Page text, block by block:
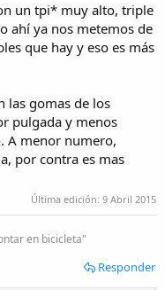
un tpi* muy alto, triple
ahí ya nos metemos de
que hay y eso es más
las gomas de los
pulgada y menos
A menor numero,
por contra es mas
Última edición: 9 Abril 2015
en bicicleta"
Responder